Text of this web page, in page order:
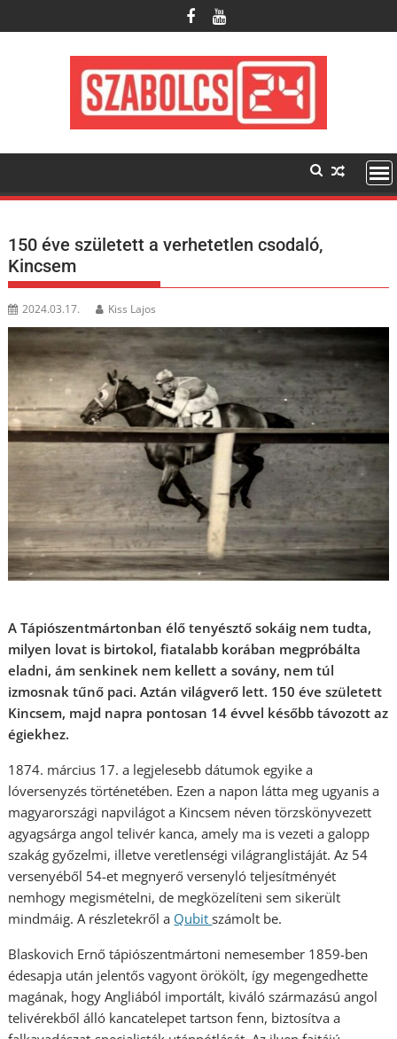
to
150 éve született a verhetetlen csodaló,
Kincsem
2024.03.17. Kiss Lajos
A Tápiószentmártonban élő tenyésztő sokáig nem tudta,
milyen lovat is birtokol, fiatalabb korában megpróbálta
eladni, ám senkinek nem kellett a sovány, nem túl
izmosnak tűnő paci. Aztán világverő lett. 150 éve született
Kincsem, majd napra pontosan 14 évvel később távozott az
égiekhez.
1874. március 17. a legjelesebb dátumok egyike a
lóversenyzés történetében. Ezen a napon látta meg ugyanis a
magyarországi napvilágot a Kincsem néven törzskönyvezett
agyagsárga angol telivér kanca, amely ma is vezeti a galopp
szakág győzelmi, illetve veretlenségi világranglistáját. Az 54
versenyéből 54-et megnyerő versenyló teljesítményét
nemhogy megismételni, de megközelíteni sem sikerült
mindmáig. A részletekről a Qubitszámolt be.
Blaskovich Ernő tápiószentmártoni nemesember 1859-ben
édesapja után jelentős vagyont örökölt, így megengedhette
magának, hogy Angliából importált, kiváló származású angol
telivérekből álló kancatelepet tartson fenn, biztosítva a